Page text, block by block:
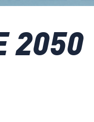
2050